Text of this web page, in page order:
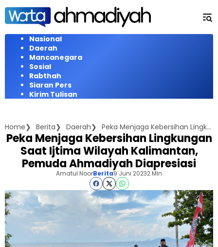
Langsung
konten
Nasional
Daerah
Mancanegara
Sosial
Rabthah
Siaran Pers
Kirim Tulisan
Home Berita Daerah Peka Menjaga Kebersihan Lingkungan Saat Ijtima Wilayah Kalimantan, Pemuda Ahmadiyah Diapresiasi
Peka Menjaga Kebersihan Lingkungan
Saat Ijtima Wilayah Kalimantan,
Pemuda Ahmadiyah Diapresiasi
Amatul NoorBerita9 Juni 20232 Min